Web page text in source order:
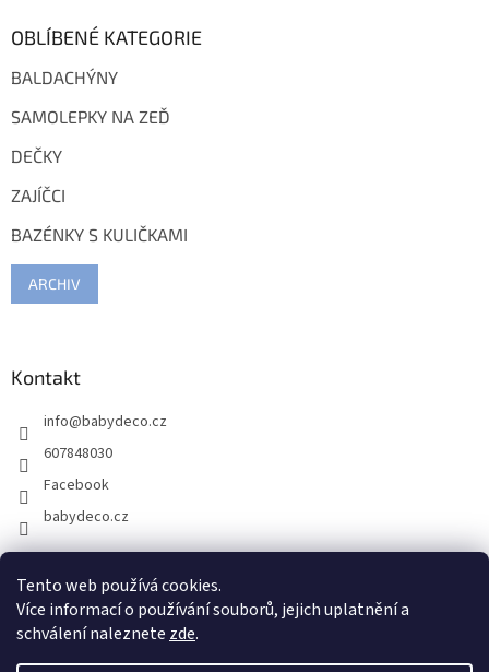
Tento web používá cookies.
Více informací o používání souborů, jejich uplatnění a
schválení naleznete zde.
OBLÍBENÉ KATEGORIE
BALDACHÝNY
SAMOLEPKY NA ZEĎ
DEČKY
ZAJÍČCI
BAZÉNKY S KULIČKAMI
ARCHIV
Kontakt
info@babydeco.cz
607848030
Facebook
babydeco.cz